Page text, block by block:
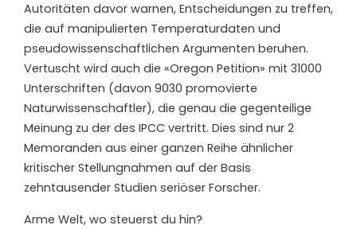
Autoritäten davor warnen, Entscheidungen zu treffen,
die auf manipulierten Temperaturdaten und
pseudowissenschaftlichen Argumenten beruhen.
Vertuscht wird auch die «Oregon Petition» mit 31000
Unterschriften (davon 9030 promovierte
Naturwissenschaftler), die genau die gegenteilige
Meinung zu der des IPCC vertritt. Dies sind nur 2
Memoranden aus einer ganzen Reihe ähnlicher
kritischer Stellungnahmen auf der Basis
zehntausender Studien seriöser Forscher.
Arme Welt, wo steuerst du hin?